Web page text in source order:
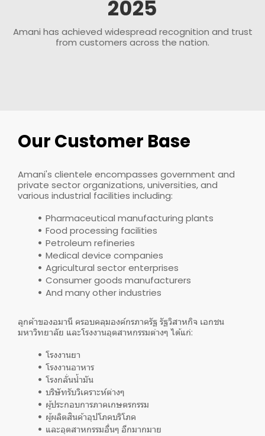
2025
Amani has achieved widespread recognition and trust
from customers across the nation.
Our Customer Base
Amani's clientele encompasses government and
private sector organizations, universities, and
various industrial facilities including:
Pharmaceutical manufacturing plants
Food processing facilities
Petroleum refineries
Medical device companies
Agricultural sector enterprises
Consumer goods manufacturers
And many other industries
ลูกค้าของอมานี ครอบคลุมองค์กรภาครัฐ รัฐวิสาหกิจ เอกชน
มหาวิทยาลัย และโรงงานอุตสาหกรรมต่างๆ ได้แก่:
โรงงานยา
โรงงานอาหาร
โรงกลั่นน้ำมัน
บริษัทรับวิเคราะห์ต่างๆ
ผู้ประกอบการภาคเกษตรกรรม
ผู้ผลิตสินค้าอุปโภคบริโภค
และอุตสาหกรรมอื่นๆ อีกมากมาย